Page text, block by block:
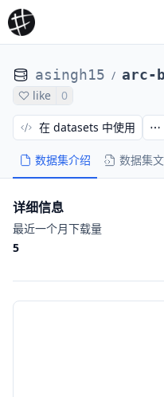
asingh15 /
like 0
数据集介绍 数据集
在 datasets 中使用
详细信息
最近一个月下载量
5